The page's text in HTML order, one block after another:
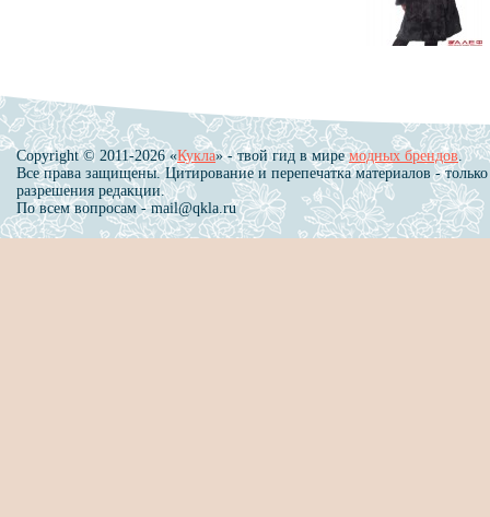
Copyright © 2011-2026 «Кукла» - твой гид в миремодных брендов.
Все права защищены. Цитирование и перепечатка материалов - только
разрешения редакции.
По всем вопросам - mail@qkla.ru